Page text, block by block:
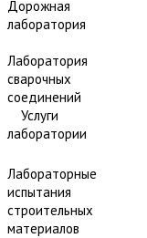
Дорожная
лаборатория
Лаборатория
сварочных
соединений
Услуги
лаборатории
Лабораторные
испытания
строительных
материалов